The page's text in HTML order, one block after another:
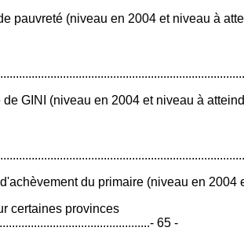
pauvreté (niveau en 2004 et niveau à
de GINI (niveau en 2004 et niveau à
du primaire (niveau en 2004
certaines provinces
65 -